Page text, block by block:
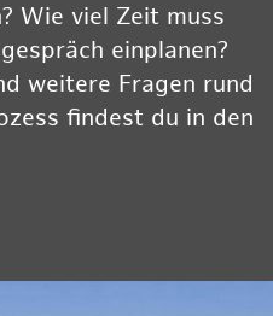
Wie viel Zeit muss
einplanen?
weitere Fragen rund
findest du in den